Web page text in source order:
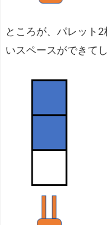
ところが、パレット
いスペースができて